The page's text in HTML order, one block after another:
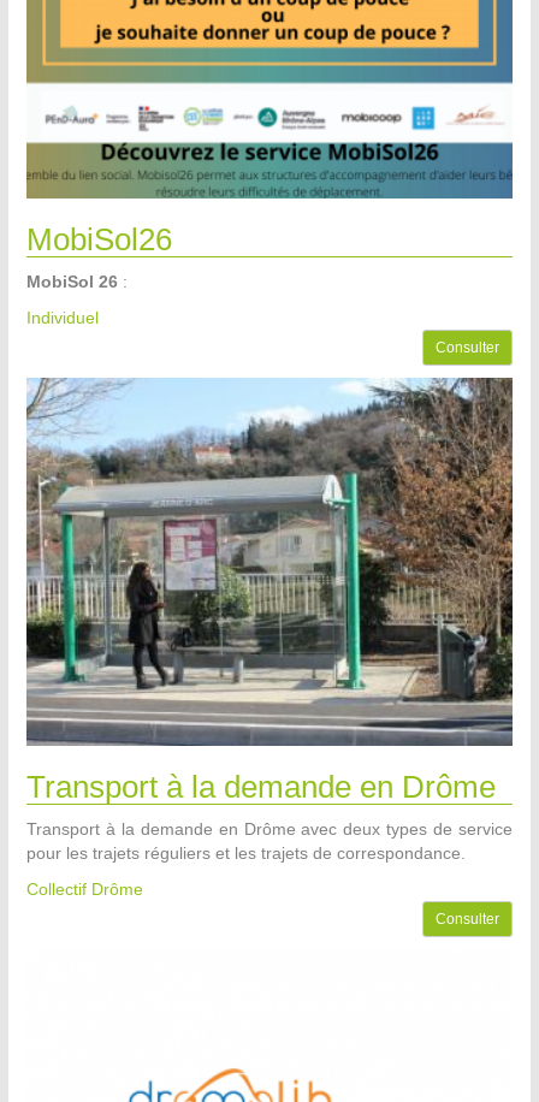
MobiSol26
MobiSol 26 :
Individuel
Consulter
Transport à la demande en Drôme
Transport à la demande en Drôme avec deux types de service
pour les trajets réguliers et les trajets de correspondance.
Collectif Drôme
Consulter